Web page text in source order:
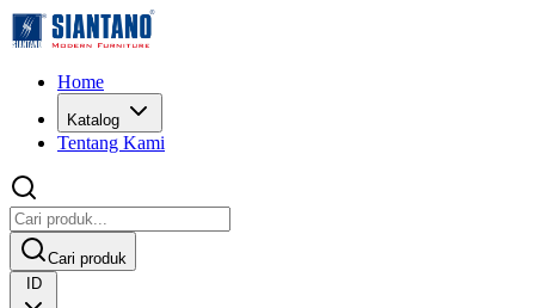
Home
Katalog
Tentang Kami
Cari produk
ID